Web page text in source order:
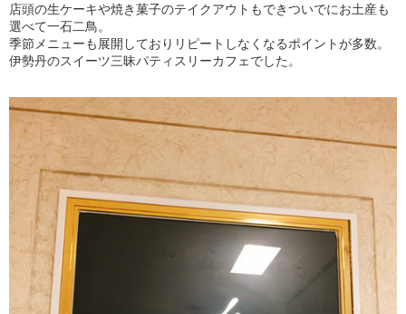
店頭の生ケーキや焼き菓子のテイクアウトもできついでにお土産も
選べて一石二鳥。
季節メニューも展開しておりリピートしなくなるポイントが多数。
伊勢丹のスイーツ三昧パティスリーカフェでした。